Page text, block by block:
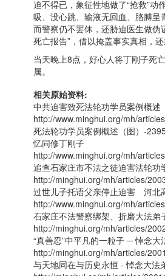
迫不得已，象征性地做了“抢救”动
吸、没心跳、输液无回血、胳膊呈
而警察仍不罢休，还胁迫医生做伪
死亡报告”，借以掩盖事实真相，
当天晚上8点，好心人将丁刚子死
属。
相关原始资料:
中共迫害致死法轮功学员案例概述
http://www.minghui.org/mh/
死法轮功学员案例概述（图）-
忆同修丁刚子
http://www.minghui.org/mh/
追查石家庄市不法之徒迫害法轮功
http://minghui.org/mh/articles/
过世儿子托语父亲停止迫害 河北
http://www.minghui.org/mh/
石家庄不法警察绑架、折磨大法弟
http://minghui.org/mh/articles/
“真善忍”中平凡的一粒子 ─ 悼念大
http://minghui.org/mh/articles/
与天地同在与历史永恒 - 悼念大法